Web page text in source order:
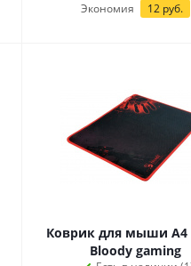
Экономия 12 руб.
Коврик для мыши A4
Bloody gaming